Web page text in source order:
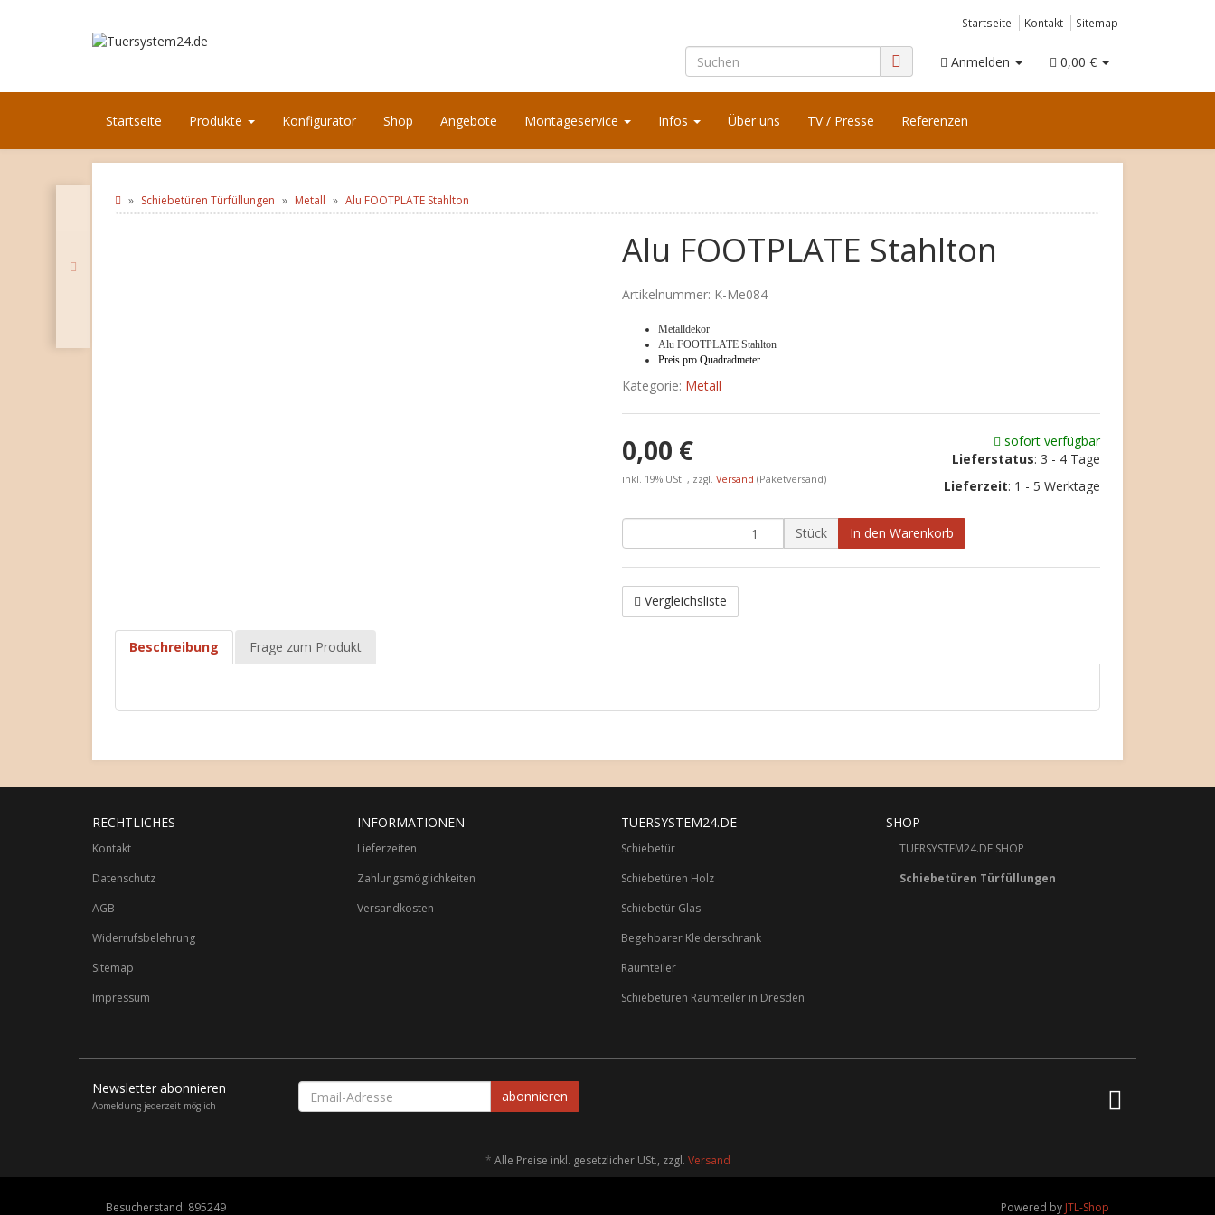
Startseite Kontakt Sitemap
Anmelden 0,00 €
Startseite Produkte Konfigurator Shop Angebote Montageservice Infos Über uns TV / Presse Referenzen
Schiebetüren Türfüllungen Metall Alu FOOTPLATE Stahlton
Alu FOOTPLATE Stahlton
Artikelnummer: K-Me084
Metalldekor
Alu FOOTPLATE Stahlton
Preis pro Quadradmeter
Kategorie: Metall
0,00 €
inkl. 19% USt. , zzgl. Versand (Paketversand)
sofort verfügbar
Lieferstatus: 3 - 4 Tage
Lieferzeit: 1 - 5 Werktage
Stück In den Warenkorb
Vergleichsliste
Beschreibung Frage zum Produkt
RECHTLICHES
Kontakt
Datenschutz
AGB
Widerrufsbelehrung
Sitemap
Impressum
INFORMATIONEN
Lieferzeiten
Zahlungsmöglichkeiten
Versandkosten
TUERSYSTEM24.DE
Schiebetür
Schiebetüren Holz
Schiebetür Glas
Begehbarer Kleiderschrank
Raumteiler
Schiebetüren Raumteiler in Dresden
SHOP
TUERSYSTEM24.DE SHOP
Schiebetüren Türfüllungen
Newsletter abonnieren
Abmeldung jederzeit möglich
Email-
Adresse
abonnieren
* Alle Preise inkl. gesetzlicher USt., zzgl. Versand
Besucherstand: 895249 Powered by JTL-Shop